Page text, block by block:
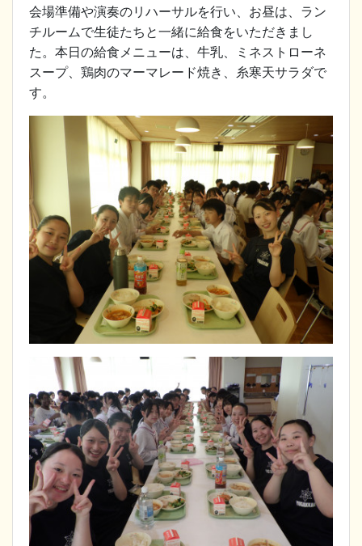
会場準備や演奏のリハーサルを行い、お昼は、ラン
チルームで生徒たちと一緒に給食をいただきまし
た。本日の給食メニューは、牛乳、ミネストローネ
スープ、鶏肉のマーマレード焼き、糸寒天サラダで
す。